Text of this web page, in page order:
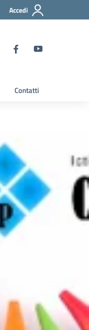
Accedi
Contatti